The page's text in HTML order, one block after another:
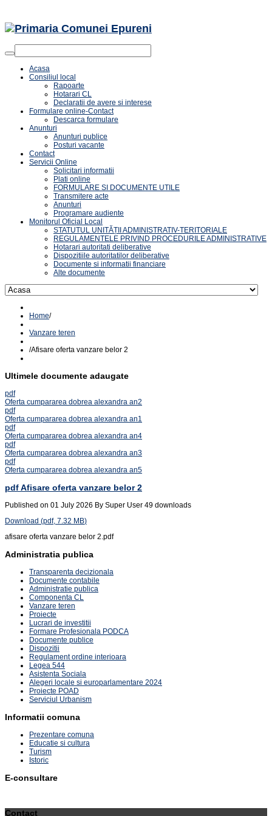
Acasa
Consiliul local
Rapoarte
Hotarari CL
Declaratii de avere si interese
Formulare online-Contact
Descarca formulare
Anunturi
Anunturi publice
Posturi vacante
Contact
Servicii Online
Solicitari informatii
Plati online
FORMULARE SI DOCUMENTE UTILE
Transmitere acte
Anunturi
Programare audiente
Monitorul Oficial Local
STATUTUL UNITĂȚII ADMINISTRATIV-TERITORIALE
REGULAMENTELE PRIVIND PROCEDURILE ADMINISTRATIVE
Hotarari autoritati deliberative
Dispozitiile autoritatilor deliberative
Documente si informatii financiare
Alte documente
Home/
Vanzare teren
/Afisare oferta vanzare belor 2
Ultimele documente adaugate
pdf
Oferta cumpararea dobrea alexandra an2
pdf
Oferta cumpararea dobrea alexandra an1
pdf
Oferta cumpararea dobrea alexandra an4
pdf
Oferta cumpararea dobrea alexandra an3
pdf
Oferta cumpararea dobrea alexandra an5
pdfAfisare oferta vanzare belor 2
Published on 01 July 2026 By Super User 49 downloads
Download (pdf, 7.32 MB)
afisare oferta vanzare belor 2.pdf
Administratia publica
Transparenta decizionala
Documente contabile
Administratie publica
Componenta CL
Vanzare teren
Proiecte
Lucrari de investitii
Formare Profesionala PODCA
Documente publice
Dispozitii
Regulament ordine interioara
Legea 544
Asistenta Sociala
Alegeri locale si europarlamentare 2024
Proiecte POAD
Serviciul Urbanism
Informatii comuna
Prezentare comuna
Educatie si cultura
Turism
Istoric
E-consultare
Contact